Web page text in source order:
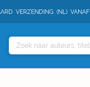
VERZENDING (NL)